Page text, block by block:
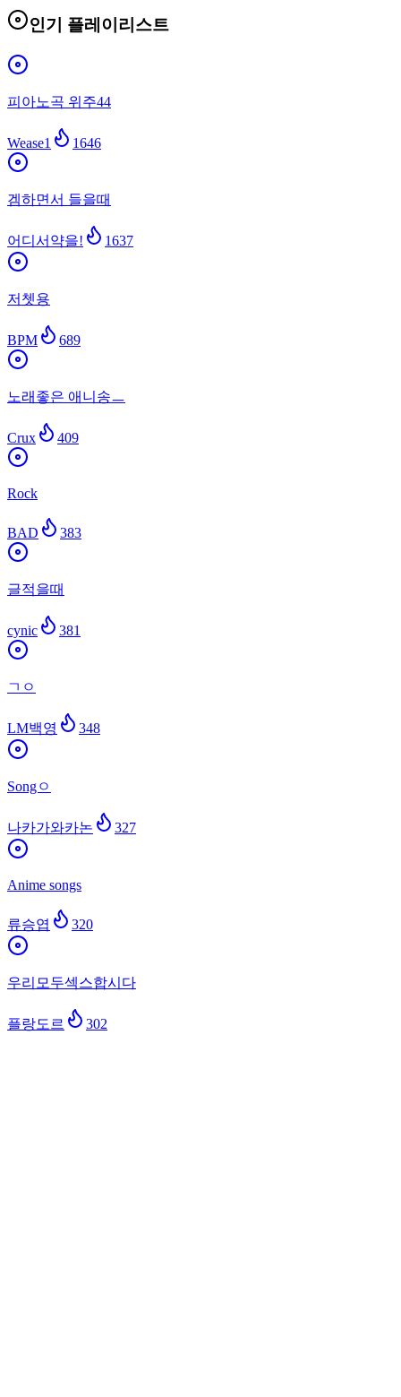
인기 플레이리스트
피아노곡 위주44
Wease1 1646
겜하면서 들을때
어디서약을! 1637
저쳇용
BPM 689
노래좋은 애니송ㅡ
Crux 409
Rock
BAD 383
글적을때
cynic 381
ㄱㅇ
LM백영 348
Songㅇ
나카가와카논 327
Anime songs
류승엽 320
우리모두섹스합시다
플랑도르 302